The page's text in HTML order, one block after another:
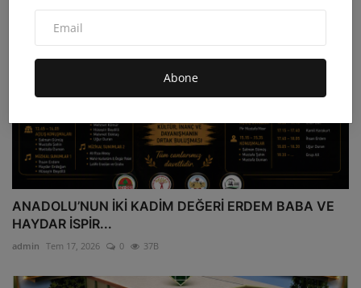
Abone
ANADOLU’NUN İKİ KADİM DEĞERİ ERDEM BABA VE
HAYDAR İSPİR...
admin Tem 17, 2026 0 37B